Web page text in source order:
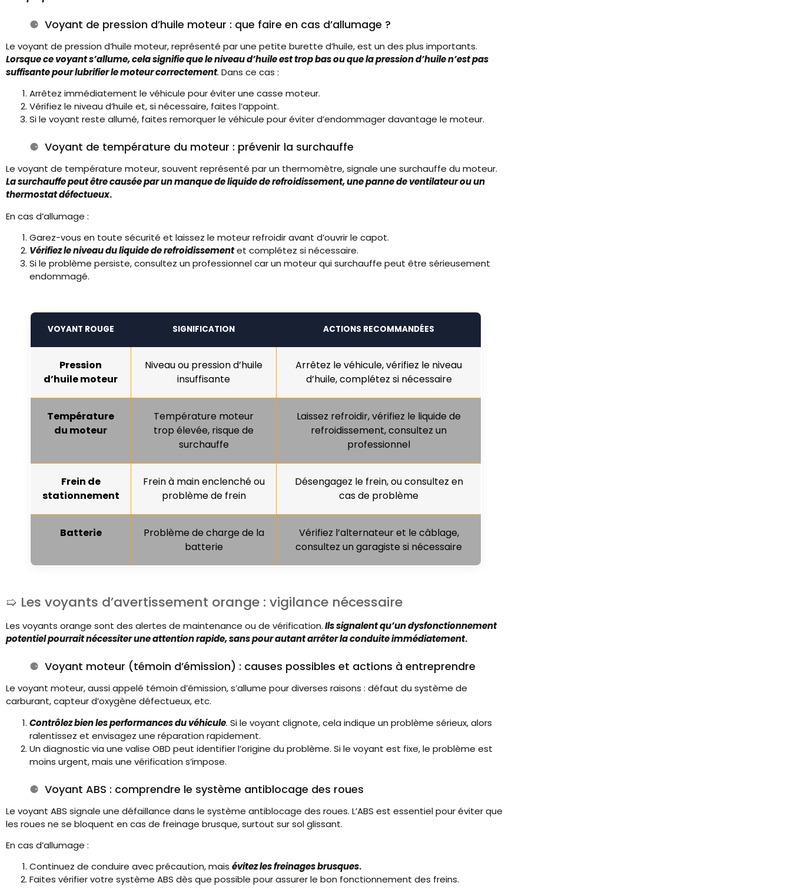
Voyant de pression d’huile moteur : que faire en cas d’allumage ?
Le voyant de pression d’huile moteur, représenté par une petite burette d’huile, est un des plus importants.
Lorsque ce voyant s’allume, cela signifie que le niveau d’huile est trop bas ou que la pression d’huile n’est pas
suffisante pour lubrifier le moteur correctement. Dans ce cas :
Arrêtez immédiatement le véhicule pour éviter une casse moteur.
Vérifiez le niveau d’huile et, si nécessaire, faites l’appoint.
Si le voyant reste allumé, faites remorquer le véhicule pour éviter d’endommager davantage le moteur.
Voyant de température du moteur : prévenir la surchauffe
Le voyant de température moteur, souvent représenté par un thermomètre, signale une surchauffe du moteur.
La surchauffe peut être causée par un manque de liquide de refroidissement, une panne de ventilateur ou un
thermostat défectueux.
En cas d’allumage :
Garez-vous en toute sécurité et laissez le moteur refroidir avant d’ouvrir le capot.
Vérifiez le niveau du liquide de refroidissementet complétez si nécessaire.
Si le problème persiste, consultez un professionnel car un moteur qui surchauffe peut être sérieusement
endommagé.
VOYANT ROUGE SIGNIFICATION ACTIONS RECOMMANDÉES
Pression
d’huile moteur
Niveau ou pression d’huile
insuffisante
Arrêtez le véhicule, vérifiez le niveau
d’huile, complétez si nécessaire
Température
du moteur
Température moteur
trop élevée, risque de
surchauffe
Laissez refroidir, vérifiez le liquide de
refroidissement, consultez un
professionnel
Frein de
stationnement
Frein à main enclenché ou
problème de frein
Désengagez le frein, ou consultez en
cas de problème
Batterie
Problème de charge de la
batterie
Vérifiez l’alternateur et le câblage,
consultez un garagiste si nécessaire
Les voyants d’avertissement orange : vigilance nécessaire
Les voyants orange sont des alertes de maintenance ou de vérification.Ils signalent qu’un dysfonctionnement
potentiel pourrait nécessiter une attention rapide, sans pour autant arrêter la conduite immédiatement.
Voyant moteur (témoin d’émission) : causes possibles et actions à entreprendre
Le voyant moteur, aussi appelé témoin d’émission, s’allume pour diverses raisons : défaut du système de
carburant, capteur d’oxygène défectueux, etc.
Contrôlez bien les performances du véhicule. Si le voyant clignote, cela indique un problème sérieux, alors
ralentissez et envisagez une réparation rapidement.
Un diagnostic via une valise OBD peut identifier l’origine du problème. Si le voyant est fixe, le problème est
moins urgent, mais une vérification s’impose.
Voyant ABS : comprendre le système antiblocage des roues
Le voyant ABS signale une défaillance dans le système antiblocage des roues. L’ABS est essentiel pour éviter que
les roues ne se bloquent en cas de freinage brusque, surtout sur sol glissant.
En cas d’allumage :
Continuez de conduire avec précaution, mais évitez les freinages brusques.
Faites vérifier votre système ABS dès que possible pour assurer le bon fonctionnement des freins.